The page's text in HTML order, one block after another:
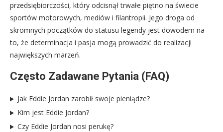
przedsiębiorczości, który odcisnął trwałe piętno na świecie
sportów motorowych, mediów i filantropii. Jego droga od
skromnych początków do statusu legendy jest dowodem na
to, że determinacja i pasja mogą prowadzić do realizacji
największych marzeń.
Często Zadawane Pytania (FAQ)
Jak Eddie Jordan zarobił swoje pieniądze?
Kim jest Eddie Jordan?
Czy Eddie Jordan nosi perukę?